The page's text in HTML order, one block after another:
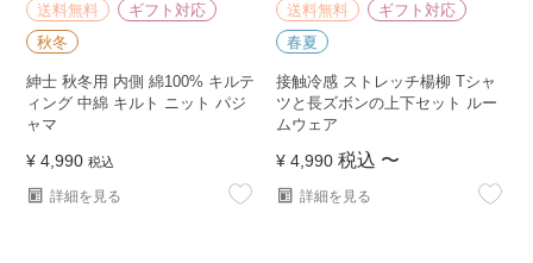
送料無料
ギフト対応
秋冬
紳士 秋冬用 内側 綿100% キルテ
ィング 中綿 キルト ニット パジ
ャマ
¥ 4,990 税込
詳細を見る
送料無料
ギフト対応
春夏
接触冷感 ストレッチ楊柳 Tシャ
ツと長ズボンの上下セット ルー
ムウェア
¥ 4,990 税込 〜
詳細を見る